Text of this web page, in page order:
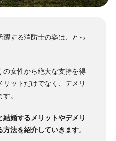
躍する消防士の姿は、とっ
の女性から絶大な支持を得
ットだけでなく、デメリ
。
結婚するメリットやデメリ
方法を紹介していきます。